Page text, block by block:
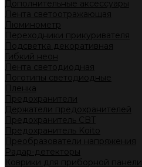
Дополнительные аксессуары
Лента светоотражающая
Люминометр
Переходники прикуривателя
Подсветка декоративная
Гибкий неон
Лента светодиодная
Логотипы светодиодные
Пленка
Предохранители
Держатели предохранителей
Предохранитель CBT
Предохранитель Koito
Преобразователи напряжения
Радар-детекторы
Коврики для приборной панели